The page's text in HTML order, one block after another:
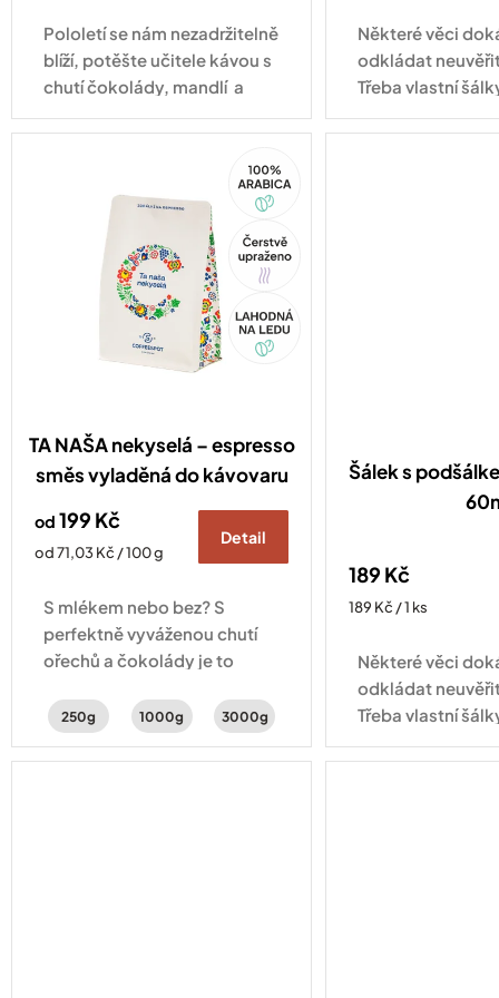
Pololetí se nám nezadržitelně
blíží, potěšte učitele kávou s
chutí čokolády, mandlí a
sušeného ovoce.
Některé věci
odkládat
Třeba vlastní
tady! Některé
trochu víc
Tip
Arabica
TA NAŠA nekyselá – espresso
směs vyladěná do kávovaru
od 199 Kč
Měrná
od 71,03 Kč / 100 g
Detail
S mlékem nebo bez? S
perfektně vyváženou chutí
ořechů a čokolády je to
stejně.
250g 1000g 3000g
Šálek s
189 Kč
Měrná
189 Kč / 1 ks
Některé věci
odkládat
Třeba vlastní
tady! Šálek na
objemu 60 ml se